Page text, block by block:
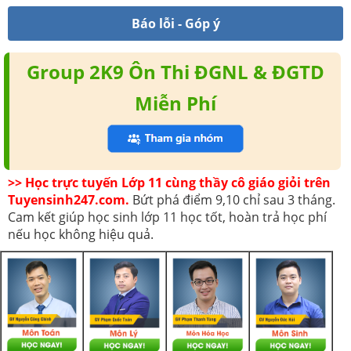
Báo lỗi - Góp ý
Group 2K9 Ôn Thi ĐGNL & ĐGTD
Miễn Phí
>> Học trực tuyến Lớp 11 cùng thầy cô giáo giỏi trên
Tuyensinh247.com. Bứt phá điểm 9,10 chỉ sau 3 tháng.
Cam kết giúp học sinh lớp 11 học tốt, hoàn trả học phí
nếu học không hiệu quả.